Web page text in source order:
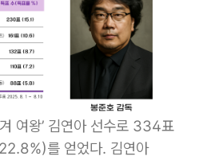
여왕’ 김연아 선수로 334표
를 얻었다. 김연아